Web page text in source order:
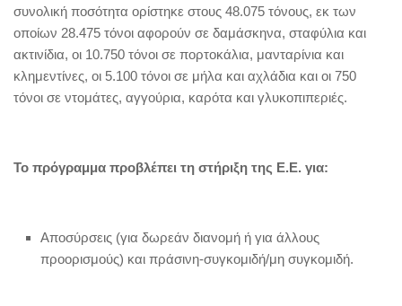
συνολική ποσότητα ορίστηκε στους 48.075 τόνους, εκ των
οποίων 28.475 τόνοι αφορούν σε δαμάσκηνα, σταφύλια και
ακτινίδια, οι 10.750 τόνοι σε πορτοκάλια, μανταρίνια και
κλημεντίνες, οι 5.100 τόνοι σε μήλα και αχλάδια και οι 750
τόνοι σε ντομάτες, αγγούρια, καρότα και γλυκοπιπεριές.
Το πρόγραμμα προβλέπει τη στήριξη της Ε.Ε. για:
Αποσύρσεις (για δωρεάν διανομή ή για άλλους
προορισμούς) και πράσινη-συγκομιδή/μη συγκομιδή.